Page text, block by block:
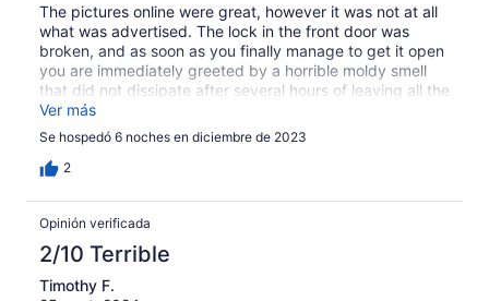
The pictures online were great, however it was not at all
what was advertised. The lock in the front door was
broken, and as soon as you finally manage to get it open
you are immediately greeted by a horrible moldy smell
that did not dissipate after several hours of leaving all the
windows open making it unusable. This is a second story
unit, which was not clear in the posting. The stairs are
steep, uneven, and the laminate on them is peeling up
creating a tripping hazard. Not at all safe for our toddler
bedrooms that could not accommodate a portacrib as
we were assured they would. There is very minimal
furniture and a lot of it was torn/worn. The kitchen is
miniscule. The heat didn’t work, and the unit didn’t get
above 66 degrees while we were there in December,
Ver más
Se hospedó 6 noches en diciembre de 2023
2
Opinión verificada
2/10 Terrible
Timothy F.